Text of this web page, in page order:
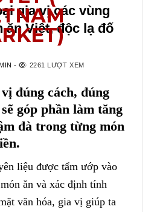
gia vị các vùng
ăn Việt, độc lạ đố
- 2261 LƯỢT XEM
đúng cách, đúng
góp phần làm tăng
đà trong từng món
liệu được tẩm ướp vào
ăn và xác định tính
văn hóa, gia vị giúp ta